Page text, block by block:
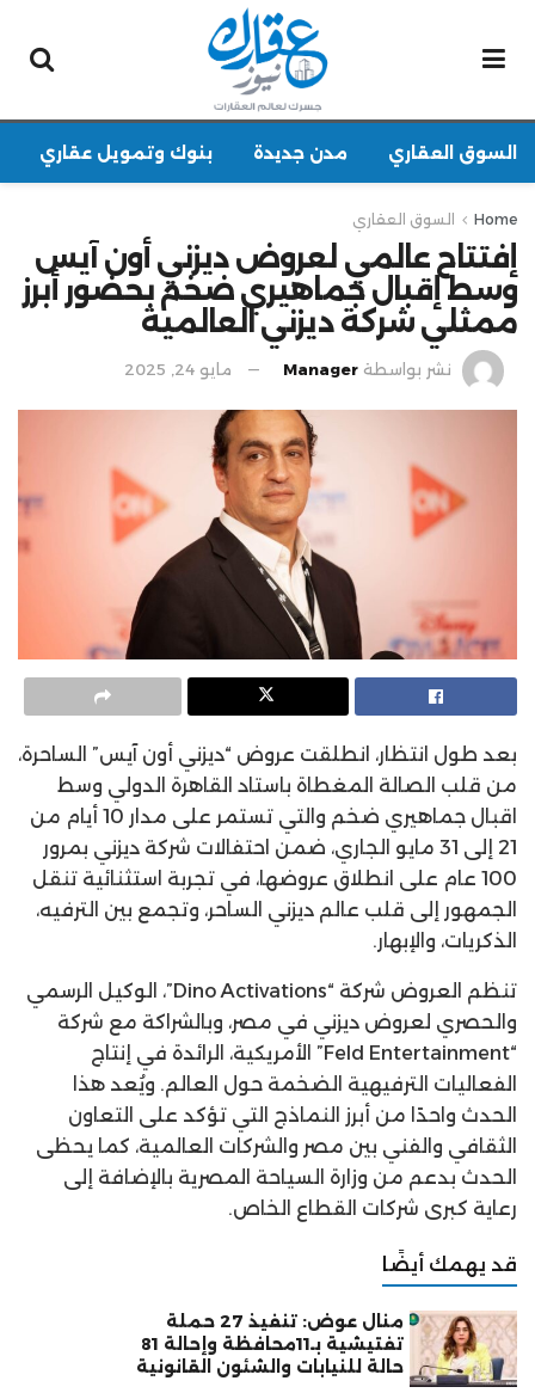
السوق العقاري مدن جديدة بنوك وتمويل عقاري
Home السوق العقاري
إفتتاح عالمي لعروض ديزني أون آيس
وسط إقبال جماهيري ضخم بحضور أبرز
ممثلي شركة ديزني العالمية
نشر بواسطة Manager مايو 24, 2025
بعد طول انتظار، انطلقت عروض “ديزني أون آيس” الساحرة،
من قلب الصالة المغطاة باستاد القاهرة الدولي وسط
اقبال جماهيري ضخم والتي تستمر على مدار 10 أيام من
21 إلى 31 مايو الجاري، ضمن احتفالات شركة ديزني بمرور
100 عام على انطلاق عروضها، في تجربة استثنائية تنقل
الجمهور إلى قلب عالم ديزني الساحر، وتجمع بين الترفيه،
الذكريات، والإبهار.
تنظم العروض شركة “Dino Activations”، الوكيل الرسمي
والحصري لعروض ديزني في مصر، وبالشراكة مع شركة
“Feld Entertainment” الأمريكية، الرائدة في إنتاج
الفعاليات الترفيهية الضخمة حول العالم. ويُعد هذا
الحدث واحدًا من أبرز النماذج التي تؤكد على التعاون
الثقافي والفني بين مصر والشركات العالمية، كما يحظى
الحدث بدعم من وزارة السياحة المصرية بالإضافة إلى
رعاية كبرى شركات القطاع الخاص.
قد يهمك أيضًا
منال عوض: تنفيذ 27 حملة
تفتيشية بـ11محافظة وإحالة 81
حالة للنيابات والشئون القانونية